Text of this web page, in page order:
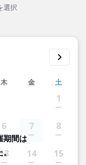
選択
木 金 土
1
6 7 8
14 15
期間は